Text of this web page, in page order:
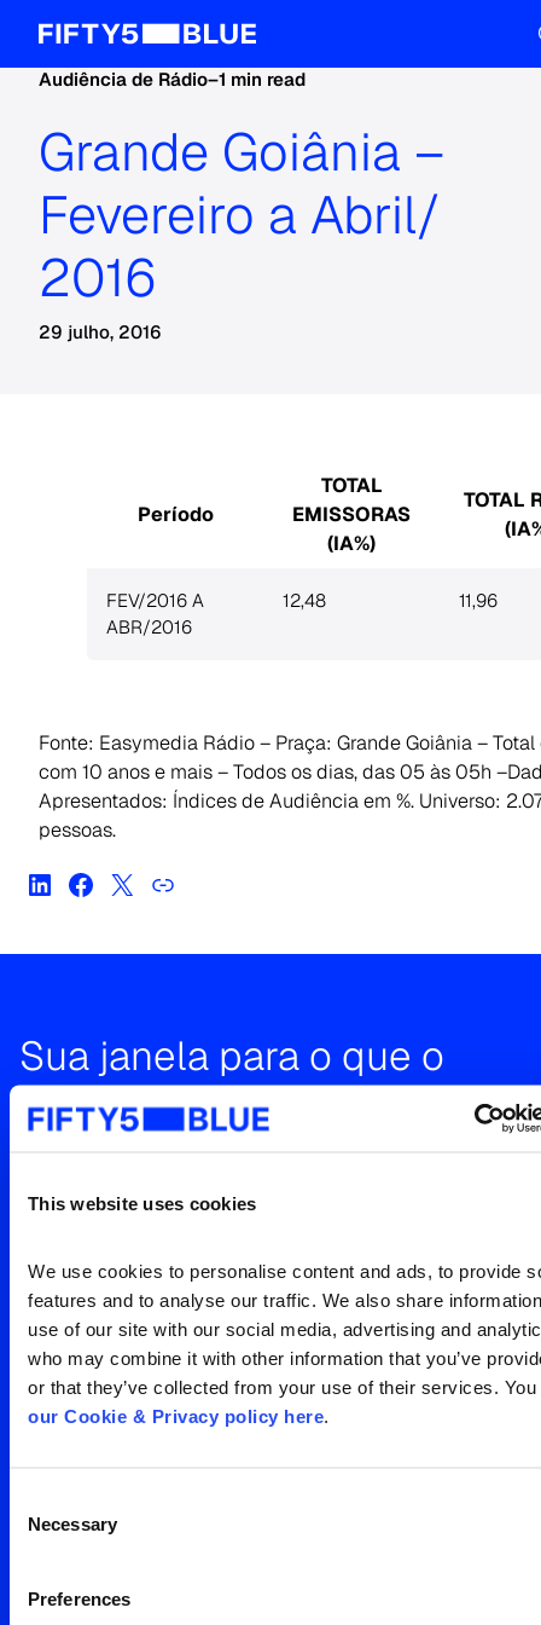
This website uses cookies
We use cookies to personalise content and ads, to provide
features and to analyse our traffic. We also share
use of our site with our social media, advertising and
who may combine it with other information that you’ve
or that they’ve collected from your use of their services.
our Cookie & Privacy policy here
Selection
Necessary
Preferences
Audiência de Rádio–1 min read
Grande Goiânia –
Fevereiro a Abril/
2016
29 julho, 2016
Período
TOTAL
EMISSORAS
(IA%)
TOTAL
FEV/2016 A
ABR/2016
12,48 11,96
Fonte: Easymedia Rádio – Praça: Grande Goiânia –
com 10 anos e mais – Todos os dias, das 05 às 05h
Apresentados: Índices de Audiência em %. Universo:
pessoas.
Sua janela para o que o
mundo está vendo
Entre em contato para uma
visão clara da sua
Entre em contato
Escritório São Paulo
Search